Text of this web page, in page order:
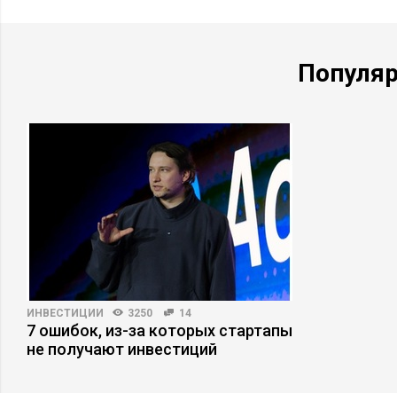
ИНВЕСТИЦИИ 3250 14
7 ошибок, из-за которых стартапы
не получают инвестиций